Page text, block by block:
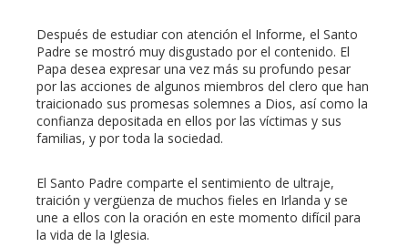
Después de estudiar con atención el Informe, el Santo
Padre se mostró muy disgustado por el contenido. El
Papa desea expresar una vez más su profundo pesar
por las acciones de algunos miembros del clero que han
traicionado sus promesas solemnes a Dios, así como la
confianza depositada en ellos por las víctimas y sus
familias, y por toda la sociedad.
El Santo Padre comparte el sentimiento de ultraje,
traición y vergüenza de muchos fieles en Irlanda y se
une a ellos con la oración en este momento difícil para
la vida de la Iglesia.